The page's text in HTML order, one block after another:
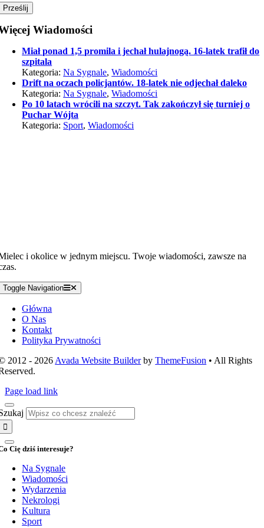
Wiadomości
Miał ponad 1,5 promila i jechał hulajnogą. 16-latek trafił do
szpitala
Kategoria:Na Sygnale,Wiadomości
Drift na oczach policjantów. 18-latek nie odjechał daleko
Kategoria:Na Sygnale,Wiadomości
Po 10 latach wrócili na szczyt. Tak zakończył się turniej o
Puchar Wójta
Kategoria: Sport,Wiadomości
i okolice w jednym miejscu. Twoje wiadomości, zawsze na
Toggle Navigation
Główna
O Nas
Kontakt
Polityka Prywatności
2012 - 2026 Avada Website BuilderbyThemeFusion • All Rights
Page load link
Cię dziś interesuje?
Na Sygnale
Wiadomości
Wydarzenia
Nekrologi
Kultura
Sport